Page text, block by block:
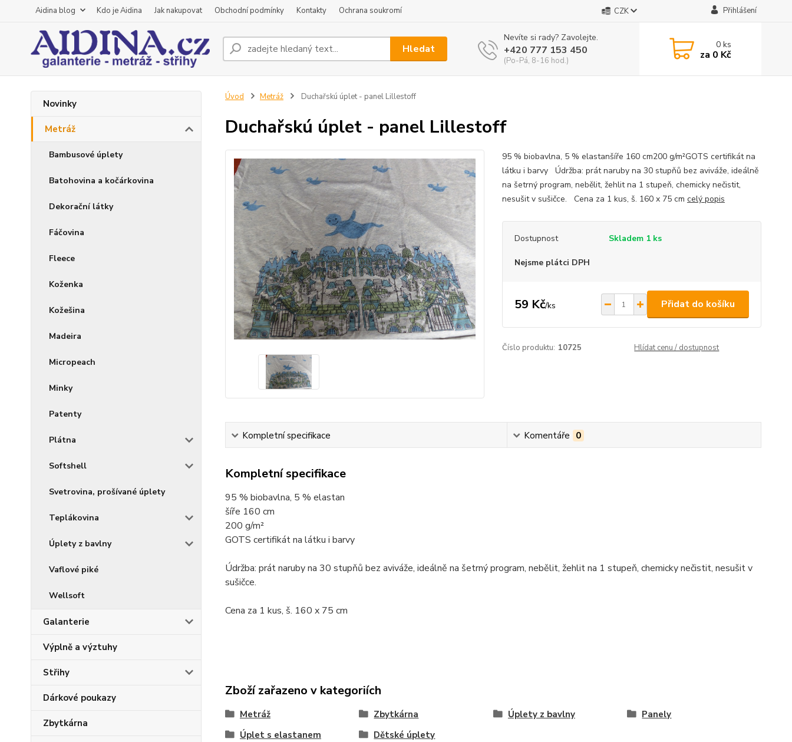
Aidina blog Kdo je Aidina Jak nakupovat Obchodní podmínky Kontakty Ochrana soukromí CZK Přihlášení
Hledat
Nevíte si rady? Zavolejte.
+420 777 153 450
(Po-Pá, 8-16 hod.)
0ks
za 0 Kč
Novinky
Metráž
Bambusové úplety
Batohovina a kočárkovina
Dekorační látky
Fáčovina
Fleece
Koženka
Kožešina
Madeira
Micropeach
Minky
Patenty
Plátna
Softshell
Svetrovina, prošívané úplety
Teplákovina
Úplety z bavlny
Vaflové piké
Wellsoft
Galanterie
Výplně a výztuhy
Střihy
Dárkové poukazy
Zbytkárna
Úvod Metráž Duchařskú úplet - panel Lillestoff
Duchařskú úplet - panel Lillestoff
95 % biobavlna, 5 % elastanšíře 160 cm200 g/m²GOTS certifikát na
látku i barvy Údržba: prát naruby na 30 stupňů bez aviváže, ideálně
na šetrný program, nebělit, žehlit na 1 stupeň, chemicky nečistit,
nesušit v sušičce. Cena za 1 kus, š. 160 x 75 cm celý popis
Dostupnost Skladem 1 ks
Nejsme plátci DPH
59 Kč/ks Přidat do košíku
Číslo produktu: 10725 Hlídat cenu / dostupnost
Kompletní specifikace Komentáře 0
Kompletní specifikace
95 % biobavlna, 5 % elastan
šíře 160 cm
200 g/m²
GOTS certifikát na látku i barvy
Údržba: prát naruby na 30 stupňů bez aviváže, ideálně na šetrný program, nebělit, žehlit na 1 stupeň, chemicky nečistit, nesušit v
sušičce.
Cena za 1 kus, š. 160 x 75 cm
Zboží zařazeno v kategoriích
Metráž Zbytkárna Úplety z bavlny
Panely
Úplet s elastanem
Dětské úplety